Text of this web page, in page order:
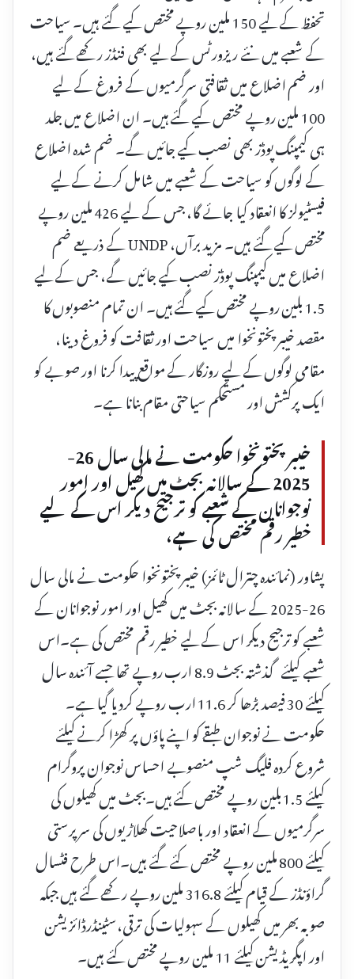
تحفظ کے لیے 150 ملین روپے مختص کیے گئے ہیں۔ سیاحت
کے شعبے میں نئے ریزورٹس کے لیے بھی فنڈز رکھے گئے ہیں،
اور ضم اضلاع میں ثقافتی سرگرمیوں کے فروغ کے لیے
100 ملین روپے مختص کیے گئے ہیں۔ ان اضلاع میں جلد
ہی کیمپنگ پوڈز بھی نصب کیے جائیں گے۔ ضم شدہ اضلاع
کے لوگوں کو سیاحت کے شعبے میں شامل کرنے کے لیے
فیسٹیولز کا انعقاد کیا جائے گا، جس کے لیے 426 ملین روپے
مختص کیے گئے ہیں۔ مزید برآں، UNDP کے ذریعے ضم
اضلاع میں کیمپنگ پوڈز نصب کیے جائیں گے، جس کے لیے
1.5 بلین روپے مختص کیے گئے ہیں۔ ان تمام منصوبوں کا
مقصد خیبر پختونخوا میں سیاحت اور ثقافت کو فروغ دینا،
مقامی لوگوں کے لیے روزگار کے مواقع پیدا کرنا اور صوبے کو
ایک پرکشش اور مستحکم سیاحتی مقام بنانا ہے۔
خیبرپختونخوا حکومت نے مالی سال 26-
2025 کے سالانہ بجٹ میں کھیل اور امور
نوجوانان کے شعبے کو ترجیح دیکر اس کے لیے
خطیر رقم مختص کی ہے،
پشاور (نمائندہ چترال ٹائمز) خیبرپختونخوا حکومت نے مالی سال
26-2025 کے سالانہ بجٹ میں کھیل اور امور نوجوانان کے
شعبے کو ترجیح دیکر اس کے لیے خطیر رقم مختص کی ہے۔اس
شعبے کیلئے گذشتہ بجٹ 8.9 ارب روپے تھا جسے آئندہ سال
کیلئے 30 فیصد بڑھا کر 11.6 ارب روپے کردیا گیا ہے۔
حکومت نے نوجوان طبقے کو اپنے پاؤں پر کھڑا کرنے کیلئے
شروع کردہ فلیگ شپ منصوبے احساس نوجوان پروگرام
کیلئے 1.5 بلین روپے مختص کئے ہیں۔بجٹ میں کھیلوں کی
سرگرمیوں کے انعقاد اور باصلاحیت کھلاڑیوں کی سرپرستی
کیلئے 800 ملین روپے مختص کئے گئے ہیں۔اس طرح فٹسال
گراؤنڈز کے قیام کیلئے 316.8 ملین روپے رکھے گئے ہیں جبکہ
صوبہ بھر میں کھیلوں کے سہولیات کی ترقی،سٹینڈرڈائزیشن
اور اپگریڈیشن کیلئے 11 ملین روپے مختص کئے ہیں۔